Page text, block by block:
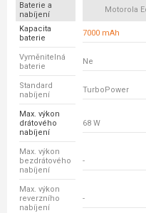
Baterie a
nabíjení
Motorola
Kapacita
baterie
7000 mAh
Vyměnitelná
baterie
Ne
Standard
nabíjení
TurboPower
Max. výkon
drátového
nabíjení
68 W
Max. výkon
bezdrátového
nabíjení
-
Max. výkon
reverzního
nabíjení
-